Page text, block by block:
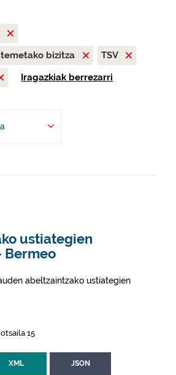
bizitza
TSV
Iragazkiak berrezarri
ustiategien
Bermeo
abeltzaintzako ustiategien
15
XML JSON